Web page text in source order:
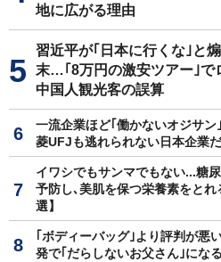
地に広がる理由
習近平が｢日本に行くな｣と
末…｢8万円の激安ツアー｣で
中国人観光客の誤算
一流企業ほど｢働かないオジサ
菱UFJも逃れられない日本企業
イワシでもサンマでもない...糖
予防し､美肌を保つ栄養素をと
選】
｢ボディーバッグ｣より評判が悪
発で｢だらしないお父さん｣にな